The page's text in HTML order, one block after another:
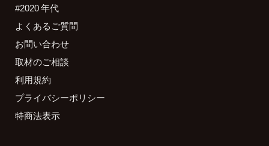
#2020 年代
よくあるご質問
お問い合わせ
取材のご相談
利用規約
プライバシーポリシー
特商法表示